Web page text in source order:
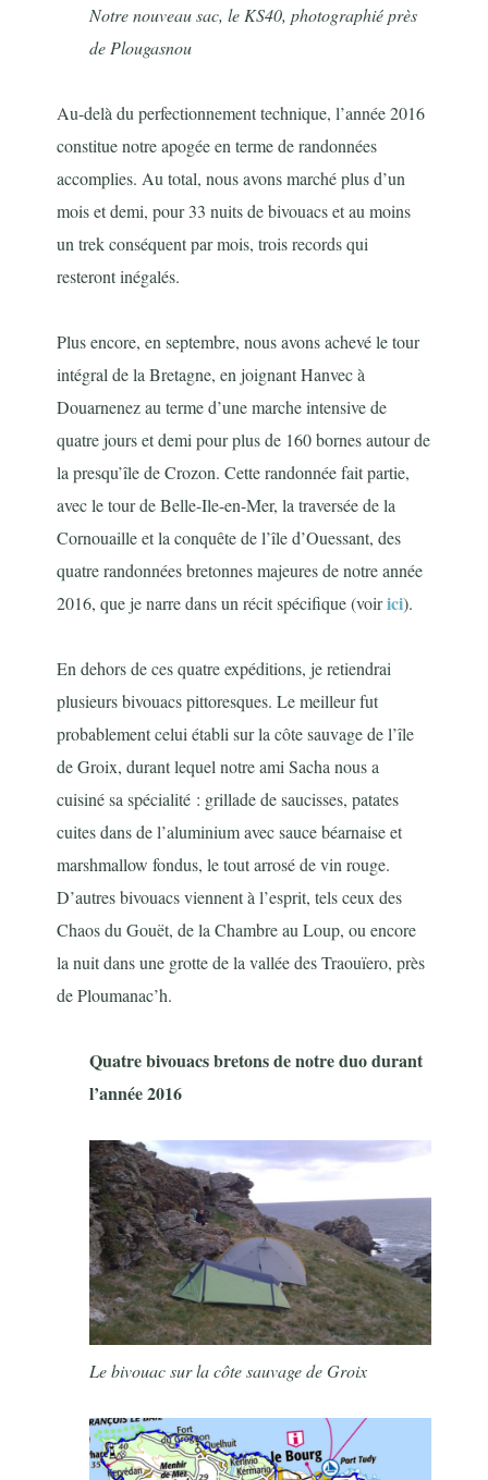
Notre nouveau sac, le KS40, photographié près
de Plougasnou
Au-delà du perfectionnement technique, l’année 2016
constitue notre apogée en terme de randonnées
accomplies. Au total, nous avons marché plus d’un
mois et demi, pour 33 nuits de bivouacs et au moins
un trek conséquent par mois, trois records qui
resteront inégalés.
Plus encore, en septembre, nous avons achevé le tour
intégral de la Bretagne, en joignant Hanvec à
Douarnenez au terme d’une marche intensive de
quatre jours et demi pour plus de 160 bornes autour de
la presqu’île de Crozon. Cette randonnée fait partie,
avec le tour de Belle-Ile-en-Mer, la traversée de la
Cornouaille et la conquête de l’île d’Ouessant, des
quatre randonnées bretonnes majeures de notre année
2016, que je narre dans un récit spécifique (voirici).
En dehors de ces quatre expéditions, je retiendrai
plusieurs bivouacs pittoresques. Le meilleur fut
probablement celui établi sur la côte sauvage de l’île
de Groix, durant lequel notre ami Sacha nous a
cuisiné sa spécialité : grillade de saucisses, patates
cuites dans de l’aluminium avec sauce béarnaise et
marshmallow fondus, le tout arrosé de vin rouge.
D’autres bivouacs viennent à l’esprit, tels ceux des
Chaos du Gouët, de la Chambre au Loup, ou encore
la nuit dans une grotte de la vallée des Traouïero, près
de Ploumanac’h.
Quatre bivouacs bretons de notre duo durant
l’année 2016
Le bivouac sur la côte sauvage de Groix